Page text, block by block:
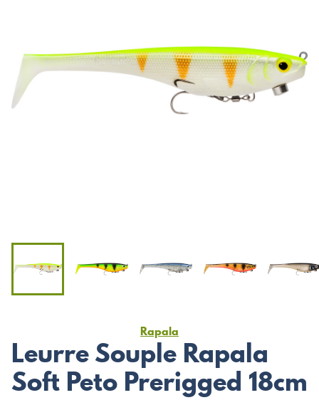
Rapala
Leurre Souple Rapala
Soft Peto Prerigged 18cm